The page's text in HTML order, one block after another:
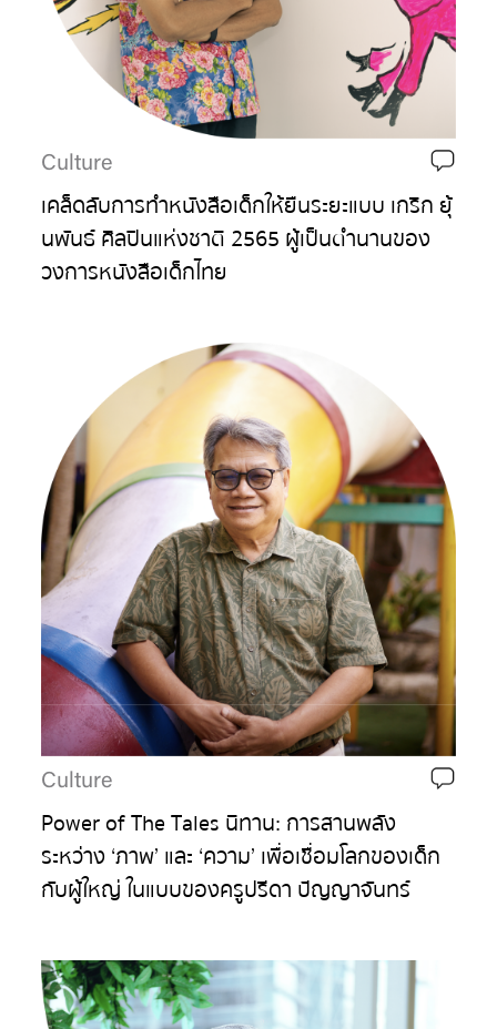
Culture
เคล็ดลับการทำหนังสือเด็กให้ยืนระยะแบบ เกริก ยุ้
นพันธ์ ศิลปินแห่งชาติ 2565 ผู้เป็นตำนานของ
วงการหนังสือเด็กไทย
Culture
Power of The Tales นิทาน: การสานพลัง
ระหว่าง ‘ภาพ’ และ ‘ความ’ เพื่อเชื่อมโลกของเด็ก
กับผู้ใหญ่ ในแบบของครูปรีดา ปัญญาจันทร์